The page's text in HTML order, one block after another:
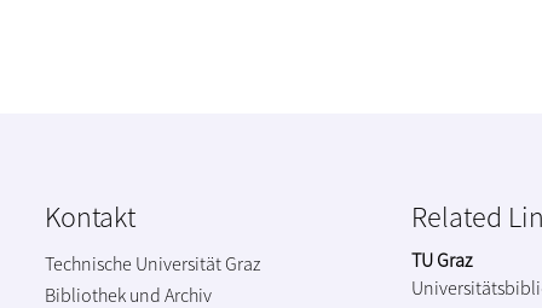
Kontakt
Technische Universität Graz
Bibliothek und Archiv
Related
TU Graz